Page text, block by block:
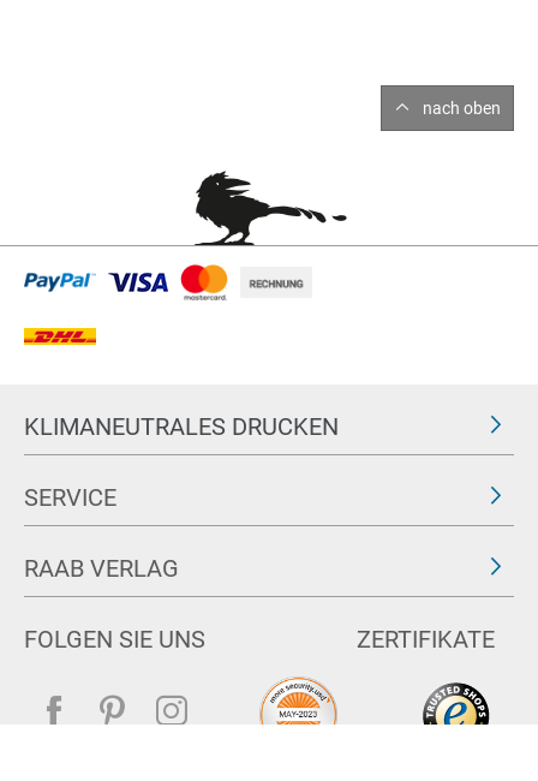
nach oben
KLIMANEUTRALES DRUCKEN
SERVICE
RAAB VERLAG
FOLGEN SIE UNS ZERTIFIKATE